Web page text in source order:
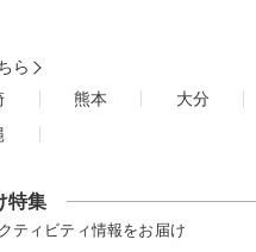
ら
熊本
大分
特集
ティビティ情報をお届け